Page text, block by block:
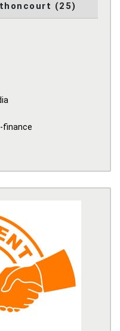
(25)
finance